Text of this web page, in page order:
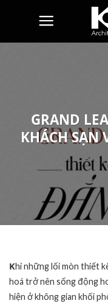
GRAND
KHÁCH SẠN
Khi những lối mòn thiết
hoá trở nên sống động
hiện ở không gian khối